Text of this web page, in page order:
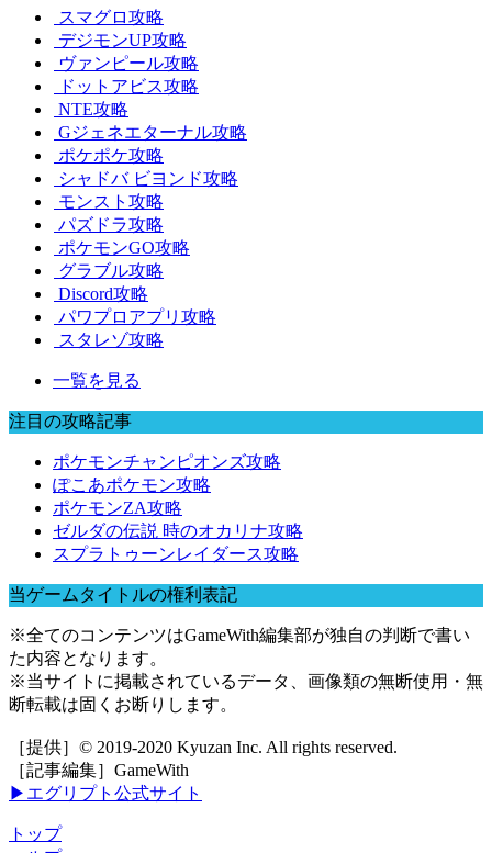
スマグロ攻略
デジモンUP攻略
ヴァンピール攻略
ドットアビス攻略
NTE攻略
Gジェネエターナル攻略
ポケポケ攻略
シャドバ ビヨンド攻略
モンスト攻略
パズドラ攻略
ポケモンGO攻略
グラブル攻略
Discord攻略
パワプロアプリ攻略
スタレゾ攻略
一覧を見る
注目の攻略記事
ポケモンチャンピオンズ攻略
ぽこあポケモン攻略
ポケモンZA攻略
ゼルダの伝説 時のオカリナ攻略
スプラトゥーンレイダース攻略
当ゲームタイトルの権利表記
※全てのコンテンツはGameWith編集部が独自の判断で書い
た内容となります。
※当サイトに掲載されているデータ、画像類の無断使用・無
断転載は固くお断りします。
［提供］© 2019-2020 Kyuzan Inc. All rights reserved.
［記事編集］GameWith
▶エグリプト公式サイト
トップ